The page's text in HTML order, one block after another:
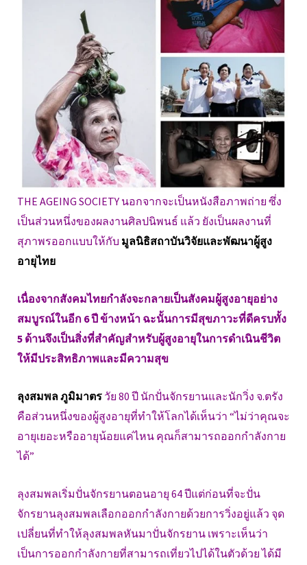
THE AGEING SOCIETY นอกจากจะเป็นหนังสือภาพถ่าย ซึ่ง
เป็นส่วนหนึ่งของผลงานศิลปนิพนธ์ แล้ว ยังเป็นผลงานที่
สุภาพรออกแบบให้กับ มูลนิธิสถาบันวิจัยและพัฒนาผู้สูง
อายุไทย
เนื่องจากสังคมไทยกำลังจะกลายเป็นสังคมผู้สูงอายุอย่าง
สมบูรณ์ในอีก 6 ปี ข้างหน้า ฉะนั้นการมีสุขภาวะที่ดีครบทั้ง
5 ด้านจึงเป็นสิ่งที่สำคัญสำหรับผู้สูงอายุในการดำเนินชีวิต
ให้มีประสิทธิภาพและมีความสุข
ลุงสมพล ภูมิมาตร วัย 80 ปี นักปั่นจักรยานและนักวิ่ง จ.ตรัง
คือส่วนหนึ่งของผู้สูงอายุที่ทำให้โลกได้เห็นว่า “ไม่ว่าคุณจะ
อายุเยอะหรืออายุน้อยแค่ไหน คุณก็สามารถออกกำลังกาย
ได้”
ลุงสมพลเริ่มปั่นจักรยานตอนอายุ 64 ปีแต่ก่อนที่จะปั่น
จักรยานลุงสมพลเลือกออกกำลังกายด้วยการวิ่งอยู่แล้ว จุด
เปลี่ยนที่ทำให้ลุงสมพลหันมาปั่นจักรยาน เพราะเห็นว่า
เป็นการออกกำลังกายที่สามารถเที่ยวไปได้ในตัวด้วย ได้มี